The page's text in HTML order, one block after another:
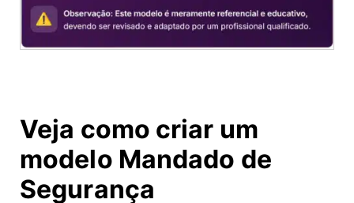
Veja como criar um
modelo Mandado de
Segurança